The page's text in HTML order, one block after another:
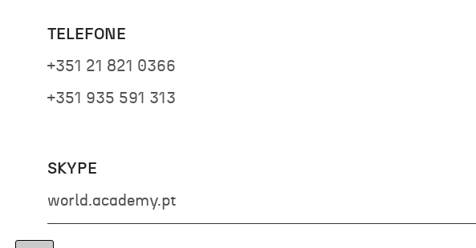
TELEFONE
+351 21 821 0366
+351 935 591 313
SKYPE
world.academy.pt